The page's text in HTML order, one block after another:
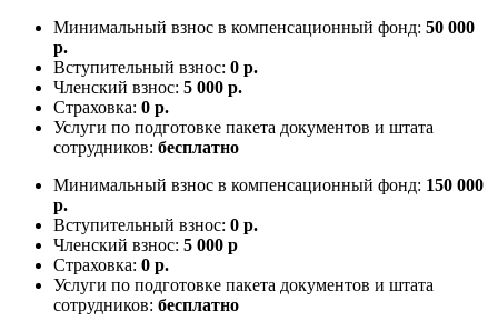
Минимальный взнос в компенсационный фонд: 50 000
р.
Вступительный взнос: 0 р.
Членский взнос: 5 000 р.
Страховка: 0 р.
Услуги по подготовке пакета документов и штата
сотрудников: бесплатно
Минимальный взнос в компенсационный фонд: 150 000
р.
Вступительный взнос: 0 р.
Членский взнос: 5 000 р
Страховка: 0 р.
Услуги по подготовке пакета документов и штата
сотрудников: бесплатно